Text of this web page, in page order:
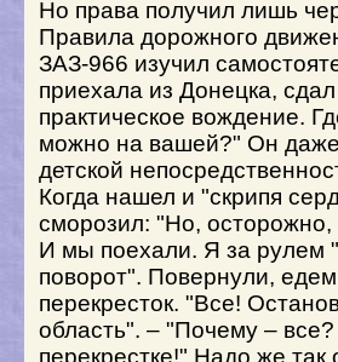
Но права получил лишь
Правила дорожного
ЗАЗ-966 изучил
приехала из Донецка,
практическое вождение.
можно на вашей?" Он даже
детской
Когда нашел и "скрипя
сморозил: "Но, осторожно,
И мы поехали. Я за рулем
поворот". Повернули,
перекресток. "Все!
область". – "Почему –
перекрестке!" Надо же так